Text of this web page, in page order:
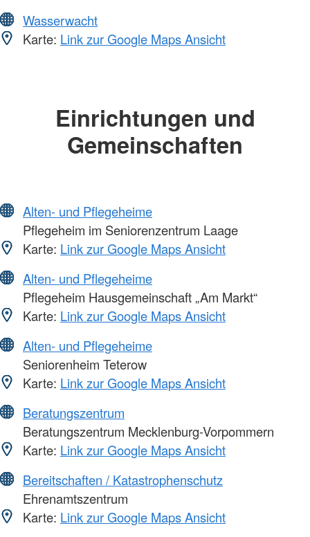
Wasserwacht
Karte: Link zur Google Maps Ansicht
Einrichtungen und
Gemeinschaften
Alten- und Pflegeheime
Pflegeheim im Seniorenzentrum Laage
Karte: Link zur Google Maps Ansicht
Alten- und Pflegeheime
Pflegeheim Hausgemeinschaft „Am Markt“
Karte: Link zur Google Maps Ansicht
Alten- und Pflegeheime
Seniorenheim Teterow
Karte: Link zur Google Maps Ansicht
Beratungszentrum
Beratungszentrum Mecklenburg-Vorpommern
Karte: Link zur Google Maps Ansicht
Bereitschaften / Katastrophenschutz
Ehrenamtszentrum
Karte: Link zur Google Maps Ansicht